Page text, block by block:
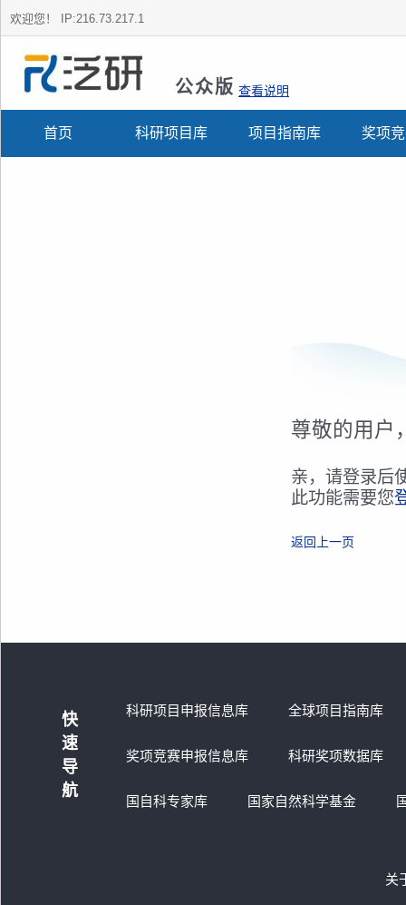
欢迎您！ IP:216.73.217.1
公众版 查看说明
首页 科研项目库 项目指南库 奖项
尊敬的用户
亲，请登录后
此功能需要您
返回上一页
快
速
导
航
科研项目申报信息库 全球项目指南库
奖项竞赛申报信息库 科研奖项数据库
国自科专家库 国家自然科学基金
关